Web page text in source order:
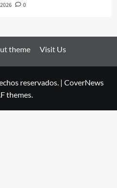
0
theme Visit Us
reservados. | CoverNews
themes.